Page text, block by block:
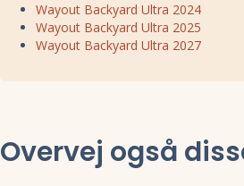
Wayout Backyard Ultra 2024
Wayout Backyard Ultra 2025
Wayout Backyard Ultra 2027
Overvej også